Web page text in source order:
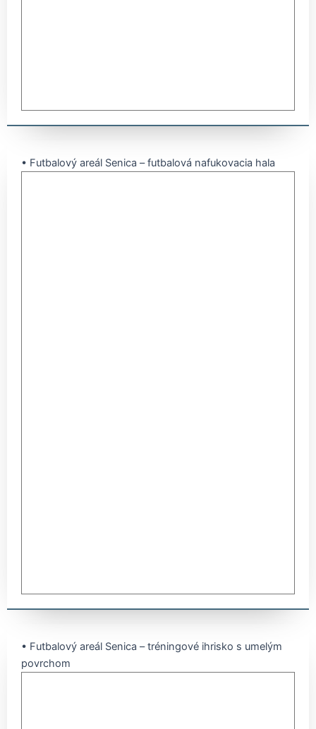
• Futbalový areál Senica – futbalová nafukovacia hala
• Futbalový areál Senica – tréningové ihrisko s umelým
povrchom